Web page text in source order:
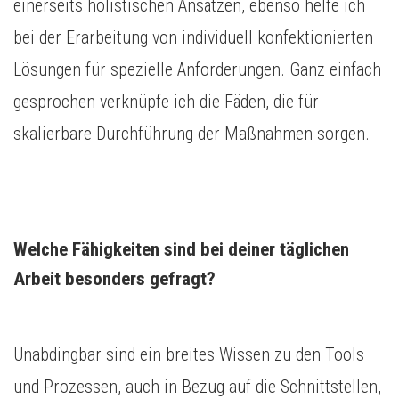
einerseits holistischen Ansätzen, ebenso helfe ich
bei der Erarbeitung von individuell konfektionierten
Lösungen für spezielle Anforderungen. Ganz einfach
gesprochen verknüpfe ich die Fäden, die für
skalierbare Durchführung der Maßnahmen sorgen.
Welche Fähigkeiten sind bei deiner täglichen
Arbeit besonders gefragt?
Unabdingbar sind ein breites Wissen zu den Tools
und Prozessen, auch in Bezug auf die Schnittstellen,